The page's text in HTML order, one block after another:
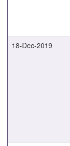
18-Dec-2019